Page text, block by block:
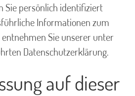
Sie persönlich identifiziert
Informationen zum
Sie unserer unter
Datenschutzerklärung.
auf dieser